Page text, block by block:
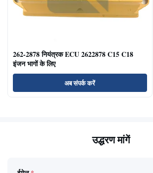
262-2878 नियंत्रक ECU 2622878 C15 C18
इंजन भागों के लिए
अब संपर्क करें
उद्धरण मांगें